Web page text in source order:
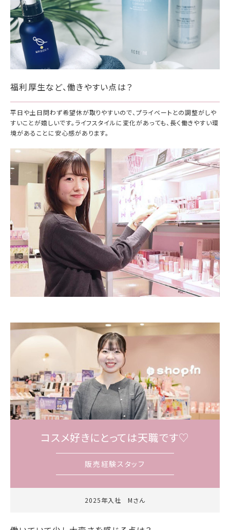
福利厚生など、働きやすい点は？
平日や土日問わず希望休が取りやすいので、プライベートとの調整がしや
すいことが嬉しいです。ライフスタイルに変化があっても、長く働きやすい環
境があることに安心感があります。
コスメ好きにとっては天職です♡
販売経験スタッフ
2025年入社 Mさん